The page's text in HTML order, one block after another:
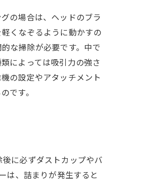
の場合は、ヘッドのブラ
くなぞるように動かすの
な掃除が必要です。中で
によっては吸引力の強さ
の設定やアタッチメント
です。
に必ずダストカップやバ
は、詰まりが発生すると